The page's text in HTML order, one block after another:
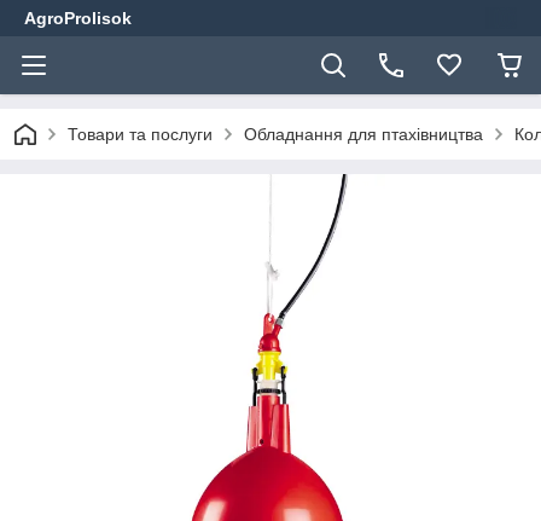
AgroProlisok
Товари та послуги Обладнання для птахівництва